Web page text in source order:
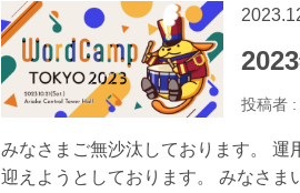
投稿者 :
みなさまご無沙汰しております。 運
迎えようとしております。 みなさま